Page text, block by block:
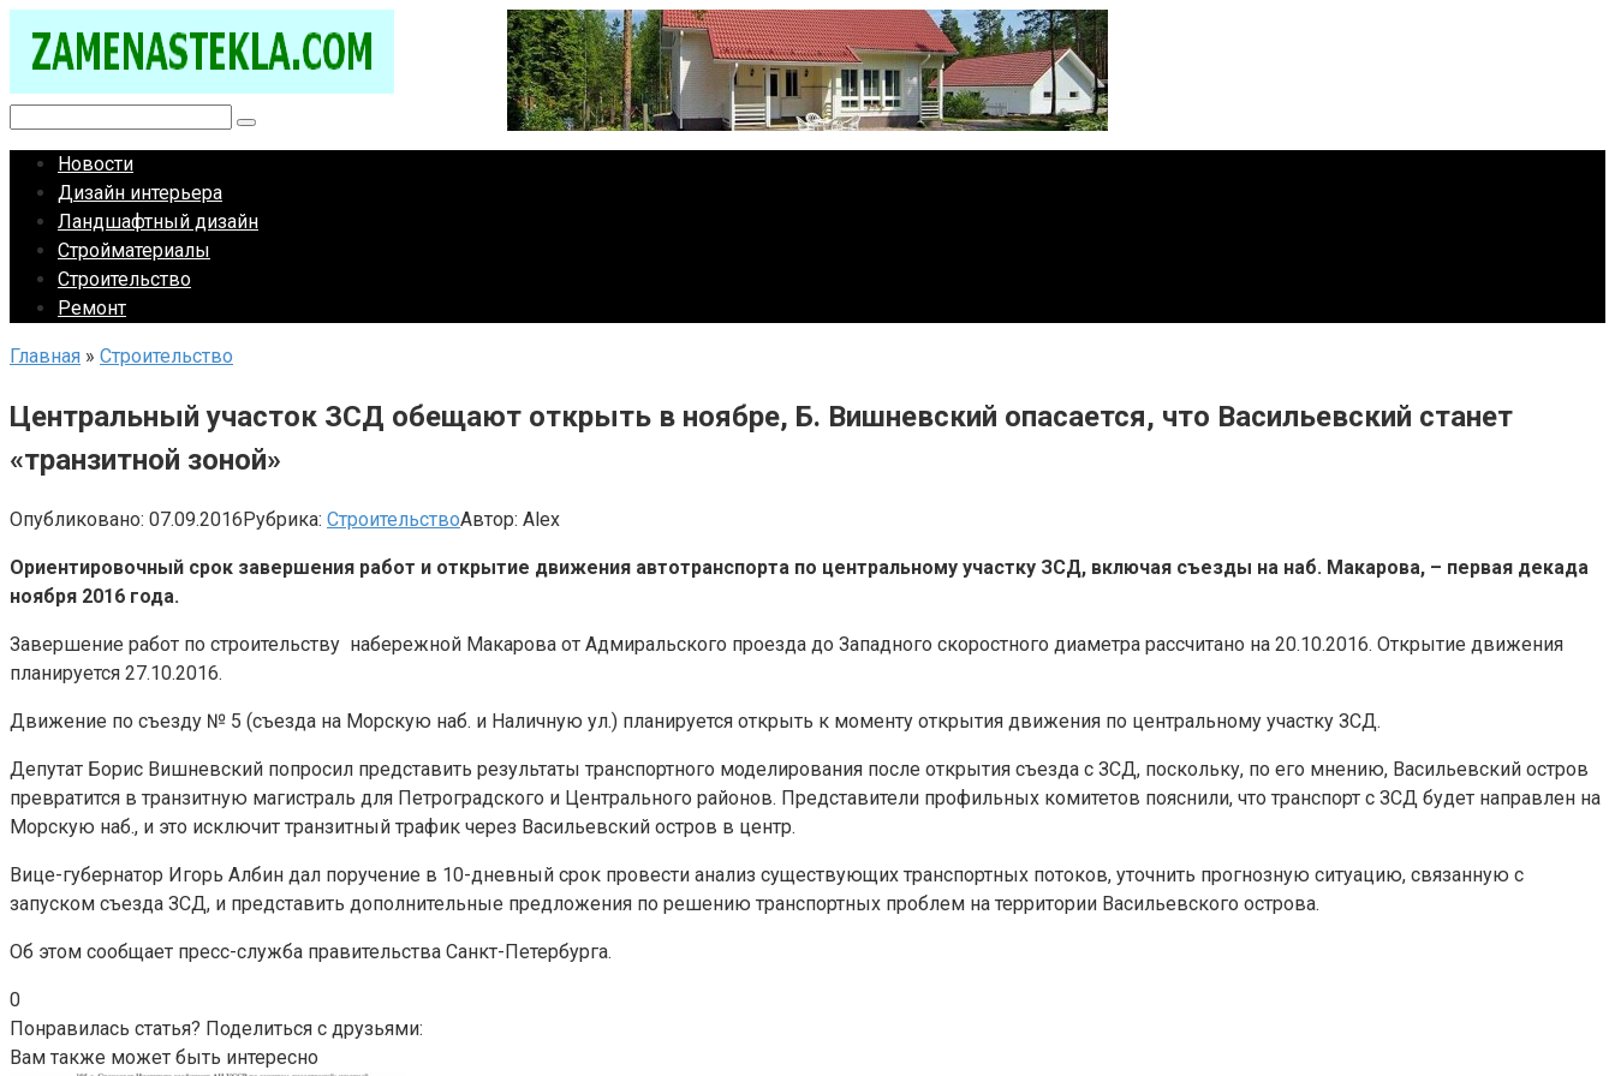
Новости
Дизайн интерьера
Ландшафтный дизайн
Стройматериалы
Строительство
Ремонт
Главная » Строительство
Центральный участок ЗСД обещают открыть в ноябре, Б. Вишневский опасается, что Васильевский станет
«транзитной зоной»
Опубликовано: 07.09.2016Рубрика: СтроительствоАвтор: Alex
Ориентировочный срок завершения работ и открытие движения автотранспорта по центральному участку ЗСД, включая съезды на наб. Макарова, – первая декада
ноября 2016 года.
Завершение работ по строительству набережной Макарова от Адмиральского проезда до Западного скоростного диаметра рассчитано на 20.10.2016. Открытие движения
планируется 27.10.2016.
Движение по съезду № 5 (съезда на Морскую наб. и Наличную ул.) планируется открыть к моменту открытия движения по центральному участку ЗСД.
Депутат Борис Вишневский попросил представить результаты транспортного моделирования после открытия съезда с ЗСД, поскольку, по его мнению, Васильевский остров
превратится в транзитную магистраль для Петроградского и Центрального районов. Представители профильных комитетов пояснили, что транспорт с ЗСД будет направлен на
Морскую наб., и это исключит транзитный трафик через Васильевский остров в центр.
Вице-губернатор Игорь Албин дал поручение в 10-дневный срок провести анализ существующих транспортных потоков, уточнить прогнозную ситуацию, связанную с
запуском съезда ЗСД, и представить дополнительные предложения по решению транспортных проблем на территории Васильевского острова.
Об этом сообщает пресс-служба правительства Санкт-Петербурга.
0
Понравилась статья? Поделиться с друзьями:
Вам также может быть интересно